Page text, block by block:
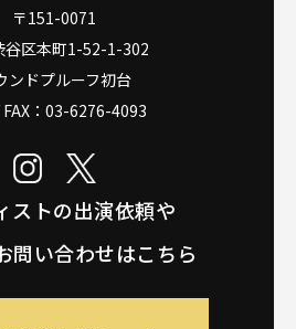
〒151-0071
谷区本町1-52-1-302
ンドプルーフ初台
：03-6276-4093
ストの出演依頼や
問い合わせはこちら